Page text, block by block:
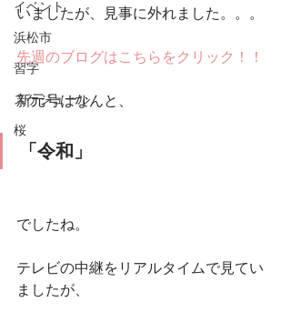
イベント
浜松市
習字
スケジュール
桜
いましたが、見事に外れました。。。
先週のブログはこちらをクリック！！
新元号はなんと、
「令和」
でしたね。
テレビの中継をリアルタイムで見てい
ましたが、